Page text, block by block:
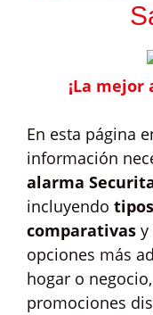
¡La mejor
En esta página
información
alarma
incluyendo
comparativas y
opciones más
hogar o
promociones